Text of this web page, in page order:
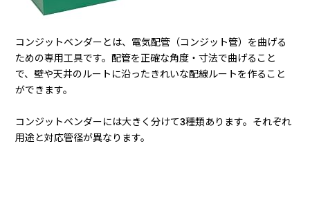
コンジットベンダーとは、電気配管（コンジット管）を曲げる
ための専用工具です。配管を正確な角度・寸法で曲げること
で、壁や天井のルートに沿ったきれいな配線ルートを作ること
ができます。
コンジットベンダーには大きく分けて3種類あります。それぞれ
用途と対応管径が異なります。